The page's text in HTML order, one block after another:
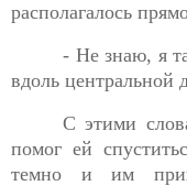
располагалось
- Не знаю, я
вдоль центральной
С этими
помог ей
темно и им